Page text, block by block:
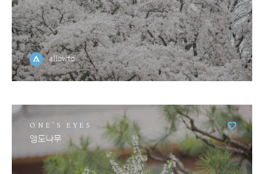
allowto
ONE'S EYES
앵도나무